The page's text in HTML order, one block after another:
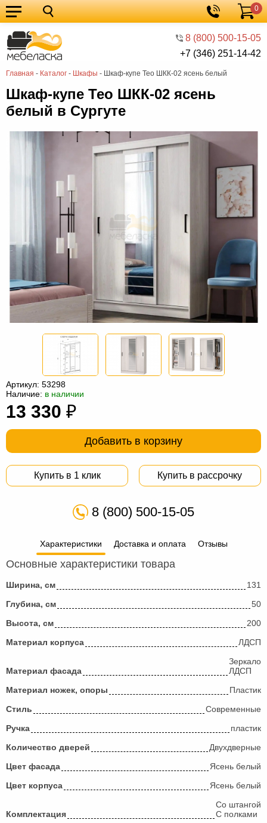
8 (800) 500-15-05
+7 (346) 251-14-42
Корзина
0
Главная - Каталог - Шкафы - Шкаф-купе Тео ШКК-02 ясень белый
Кухонные
гарнитуры
Мебель
для
кухни
Мебель
для
спальни
Кровати
Шкафы
Диваны
Мягкая
прихожей
Комоды
Офисная
мебель
Столы
компьютер
мешки
Мебель
из
Садовая
Шкаф-купе Тео ШКК-02 ясень
белый в Сургуте
Артикул: 53298
Наличие: в наличии
13 330 ₽
Добавить в корзину
Купить в 1 клик Купить в рассрочку
8 (800) 500-15-05
Характеристики Доставка и оплата Отзывы
Основные характеристики товара
Ширина, см
131
Глубина, см
50
Высота, см
200
Материал корпуса
ЛДСП
Материал фасада
Зеркало
ЛДСП
Материал ножек, опоры
Пластик
Стиль
Современные
Ручка
пластик
Количество дверей
Двухдверные
Цвет фасада
Ясень белый
Цвет корпуса
Ясень белый
Комплектация
Со штангой
С полками